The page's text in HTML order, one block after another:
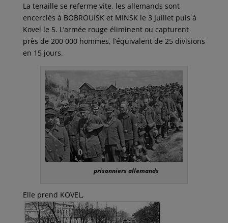
La tenaille se referme vite, les allemands sont
encerclés à BOBROUISK et MINSK le 3 Juillet puis à
Kovel le 5. L’armée rouge éliminent ou capturent
près de 200 000 hommes, l’équivalent de 25 divisions
en 15 jours.
prisonniers allemands
Elle prend KOVEL,